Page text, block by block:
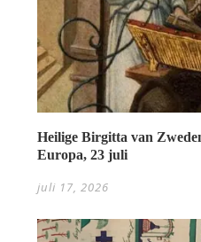
Heilige Birgitta van
Europa, 23 juli
juli 17, 2026